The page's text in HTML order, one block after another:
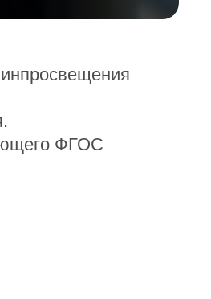
ФГОС